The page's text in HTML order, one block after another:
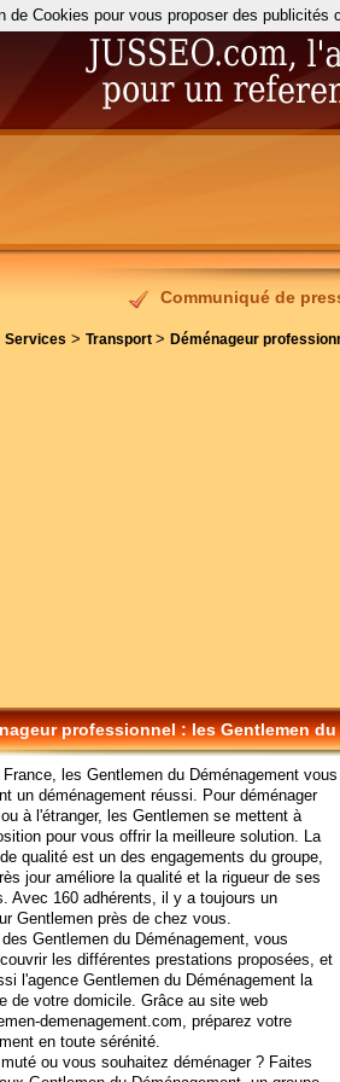
Communiqué de
Services > Transport > Déménageur
professionnel : les Gentlemen du
les Gentlemen du Déménagement vous
un déménagement réussi. Pour déménager
à l'étranger, les Gentlemen se mettent à
pour vous offrir la meilleure solution. La
qualité est un des engagements du groupe,
jour améliore la qualité et la rigueur de ses
Avec 160 adhérents, il y a toujours un
Gentlemen près de chez vous.
Gentlemen du Déménagement, vous
les différentes prestations proposées, et
l'agence Gentlemen du Déménagement la
de votre domicile. Grâce au site web
demenagement.com, préparez votre
en toute sérénité.
ou vous souhaitez déménager ? Faites
Cookies pour vous proposer des